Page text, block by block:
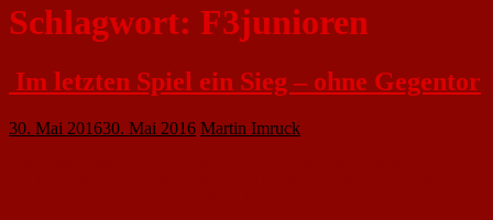
Schlagwort: F3junioren
Im letzten Spiel ein Sieg – ohne Gegentor
30. Mai 201630. Mai 2016 Martin Imruck